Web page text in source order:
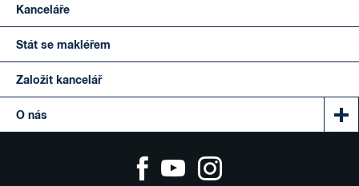
Kanceláře
Stát se makléřem
Založit kancelář
O nás